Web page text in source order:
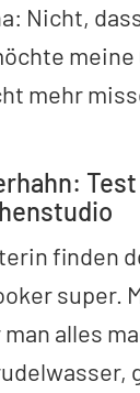
Nicht,
mehr
finden
super.
alles